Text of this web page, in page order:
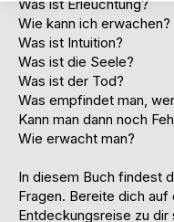
Was ist Erleuchtung?
Wie kann ich erwachen?
Was ist Intuition?
Was ist die Seele?
Was ist der Tod?
Was empfindet man,
Kann man dann noch
Wie erwacht man?
In diesem Buch findest
Fragen. Bereite dich
Entdeckungsreise zu dir